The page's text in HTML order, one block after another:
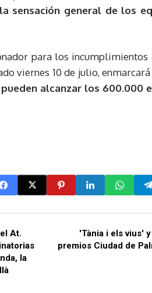
sensación general de los
para los
viernes 10 de julio,
pueden alcanzar los 600.000
At.
la
'Tània i els vius'
premios Ciudad de